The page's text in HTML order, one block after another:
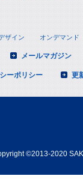
ザイン オンデマンド
メールマガジン
ーポリシー 更
©2013-2020